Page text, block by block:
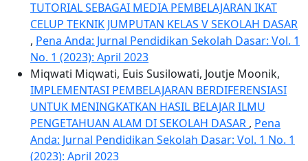
TUTORIAL SEBAGAI MEDIA PEMBELAJARAN IKAT
CELUP TEKNIK JUMPUTAN KELAS V SEKOLAH DASAR
, Pena Anda: Jurnal Pendidikan Sekolah Dasar: Vol. 1
No. 1 (2023): April 2023
Miqwati Miqwati, Euis Susilowati, Joutje Moonik,
IMPLEMENTASI PEMBELAJARAN BERDIFERENSIASI
UNTUK MENINGKATKAN HASIL BELAJAR ILMU
PENGETAHUAN ALAM DI SEKOLAH DASAR , Pena
Anda: Jurnal Pendidikan Sekolah Dasar: Vol. 1 No. 1
(2023): April 2023